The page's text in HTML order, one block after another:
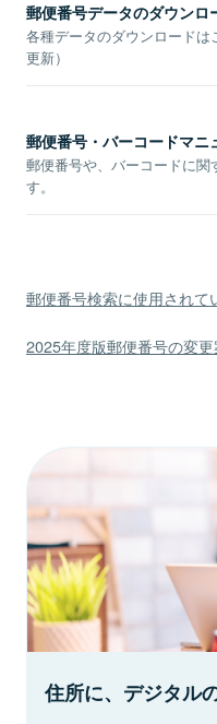
郵便番号データのダウンロ
各種データのダウンロードは
更新）
郵便番号・バーコードマニ
郵便番号や、バーコードに関
す。
郵便番号検索に使用されて
2025年度版郵便番号の変更
住所に、デジタル